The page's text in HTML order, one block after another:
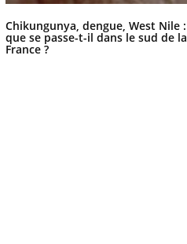
Chikungunya, dengue, West Nile :
que se passe-t-il dans le sud de la
France ?